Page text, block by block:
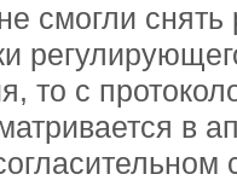
смогли снять
то с
в